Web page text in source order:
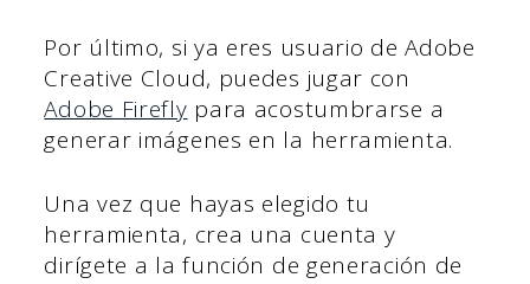
Por último, si ya eres usuario de Adobe
Creative Cloud, puedes jugar con
Adobe Firefly para acostumbrarse a
generar imágenes en la herramienta.
Una vez que hayas elegido tu
herramienta, crea una cuenta y
dirígete a la función de generación de